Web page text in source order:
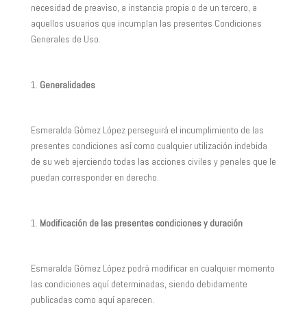
necesidad de preaviso, a instancia propia o de un tercero, a
aquellos usuarios que incumplan las presentes Condiciones
Generales de Uso.
Generalidades
Esmeralda Gómez López perseguirá el incumplimiento de las
presentes condiciones así como cualquier utilización indebida
de su web ejerciendo todas las acciones civiles y penales que le
puedan corresponder en derecho.
Modificación de las presentes condiciones y duración
Esmeralda Gómez López podrá modificar en cualquier momento
las condiciones aquí determinadas, siendo debidamente
publicadas como aquí aparecen.